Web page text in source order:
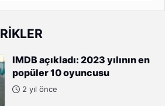
IMDB açıkladı: 2023 yılının en
popüler 10 oyuncusu
2 yıl önce